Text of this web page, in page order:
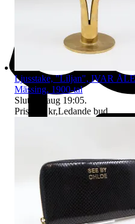
Ljusstake, "Liljan", IVAR
Mässing, 1900-tal
Sluttid
9 aug 19:05.
Pris:
560 kr,Ledande bud.